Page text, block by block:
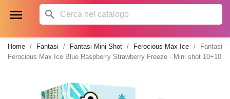
 
Home Fantasi Fantasi Mini Shot Ferocious Max Ice
Fantasi
Ferocious Max Ice Blue Raspberry Strawberry Freeze - Mini shot 10+10